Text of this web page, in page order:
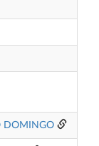
DOMINGO